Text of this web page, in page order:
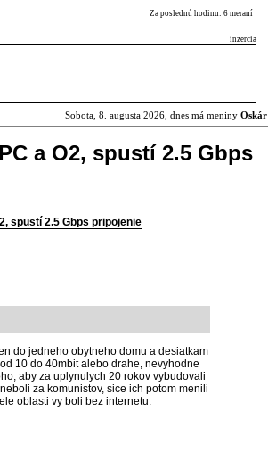
Za poslednú hodinu: 6 meraní
inzercia
Sobota, 8. augusta 2026, dnes má meniny Oskár
a O2, spustí 2.5 Gbps
spustí 2.5 Gbps pripojenie
do jedneho obytneho domu a desiatkam
10 do 40mbit alebo drahe, nevyhodne
aby za uplynulych 20 rokov vybudovali
za komunistov, sice ich potom menili
oblasti vy boli bez internetu.